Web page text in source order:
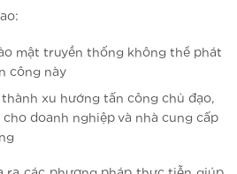
mật truyền thống không thể phát
công này
xu hướng tấn công chủ đạo,
doanh nghiệp và nhà cung cấp